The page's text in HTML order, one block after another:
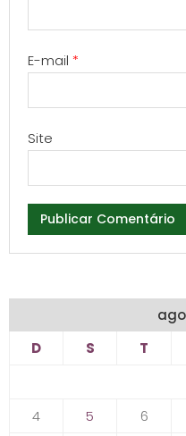
E-mail *
Site
D
S T
4
5 6